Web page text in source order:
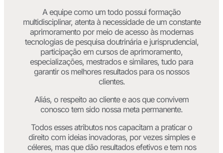
A equipe como um todo possui formação
multidisciplinar, atenta à necessidade de um constante
aprimoramento por meio de acesso às modernas
tecnologias de pesquisa doutrinária e jurisprudencial,
participação em cursos de aprimoramento,
especializações, mestrados e similares, tudo para
garantir os melhores resultados para os nossos
clientes.
Aliás, o respeito ao cliente e aos que convivem
conosco tem sido nossa meta permanente.
Todos esses atributos nos capacitam a praticar o
direito com ideias inovadoras, por vezes simples e
céleres, mas que dão resultados efetivos e tem nos